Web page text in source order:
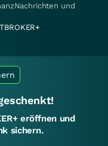
und
eröffnen und
sichern.